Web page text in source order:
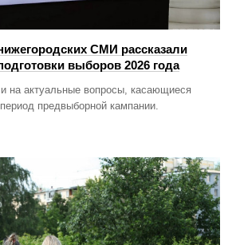
СМИ рассказали
выборов 2026 года
на актуальные вопросы, касающиеся
предвыборной кампании.